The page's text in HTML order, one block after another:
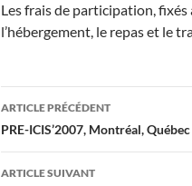
Les frais de participation, fixés
l’hébergement, le repas et le
Navigation
des
articles
ARTICLE PRÉCÉDENT
PRE-ICIS’2007, Montréal, Québec
ARTICLE SUIVANT